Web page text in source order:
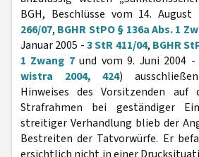
BGH, Beschlüsse vom 14.
266/07, BGHR StPO § 136a Abs. 1
Januar 2005 -3 StR 411/04, BGHR
1 Zwang 7und vom 9. Juni 2004
wistra 2004, 424)
Hinweises des Vorsitzenden auf
Strafrahmen bei geständiger
streitiger Verhandlung blieb der
Bestreiten der Tatvorwürfe. Er